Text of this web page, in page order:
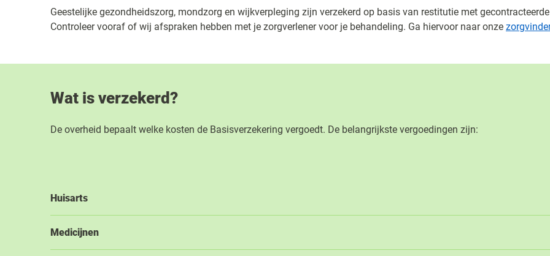
Geestelijke gezondheidszorg, mondzorg en wijkverpleging zijn verzekerd op basis van restitutie met
Controleer vooraf of wij afspraken hebben met je zorgverlener voor je behandeling. Ga hiervoor naar onze zorgvinder
Wat is verzekerd?
De overheid bepaalt welke kosten de Basisverzekering vergoedt. De belangrijkste vergoedingen zijn:
Huisarts
Medicijnen